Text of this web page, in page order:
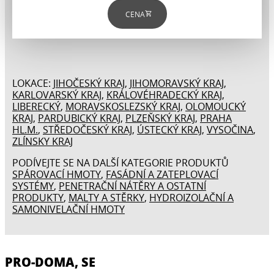
CENA
LOKACE: JIHOČESKÝ KRAJ,​ JIHOMORAVSKÝ KRAJ,
KARLOVARSKÝ KRAJ, KRÁLOVÉHRADECKÝ KRAJ,
LIBERECKÝ, MORAVSKOSLEZSKÝ KRAJ, OLOMOUCKÝ
KRAJ, PARDUBICKÝ KRAJ, PLZEŇSKÝ KRAJ, PRAHA
HL.M., STŘEDOČESKÝ KRAJ, ÚSTECKÝ KRAJ, VYSOČINA,
ZLÍNSKY KRAJ
PODÍVEJTE SE NA DALŠÍ KATEGORIE PRODUKTŮ
SPÁROVACÍ HMOTY, FASÁDNÍ A ZATEPLOVACÍ
SYSTÉMY, PENETRAČNÍ NÁTĚRY A OSTATNÍ
PRODUKTY, MALTY A STĚRKY, HYDROIZOLAČNÍ A
SAMONIVELAČNÍ HMOTY
PRO-DOMA, SE